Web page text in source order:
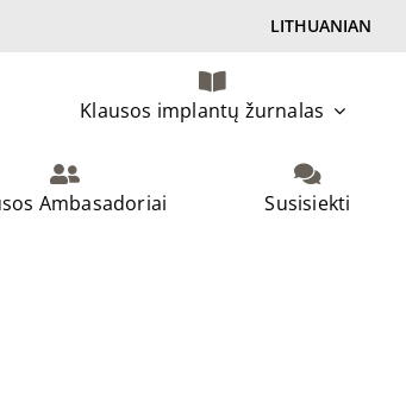
LITHUANIAN
Klausos implantų žurnalas
Ambasadoriai Susisiekti